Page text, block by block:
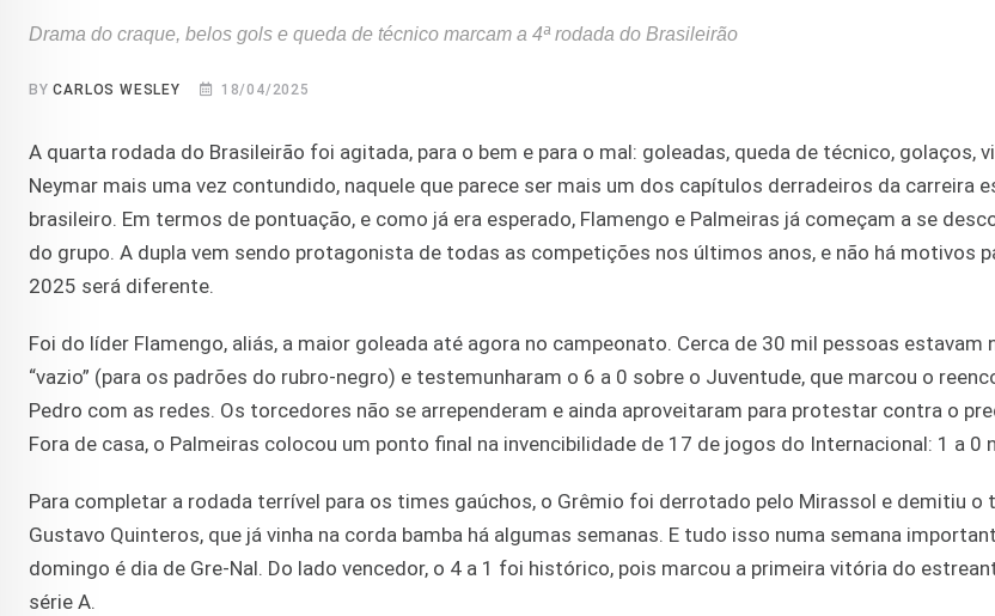
Drama do craque, belos gols e queda de técnico marcam a 4ª rodada do Brasileirão
BYCARLOS WESLEY 18/04/2025
A quarta rodada do Brasileirão foi agitada, para o bem e para o mal: goleadas, queda de técnico, golaços,
Neymar mais uma vez contundido, naquele que parece ser mais um dos capítulos derradeiros da carreira
brasileiro. Em termos de pontuação, e como já era esperado, Flamengo e Palmeiras já começam a se
do grupo. A dupla vem sendo protagonista de todas as competições nos últimos anos, e não há motivos
2025 será diferente.
Foi do líder Flamengo, aliás, a maior goleada até agora no campeonato. Cerca de 30 mil pessoas estavam
“vazio” (para os padrões do rubro-negro) e testemunharam o 6 a 0 sobre o Juventude, que marcou o
Pedro com as redes. Os torcedores não se arrependeram e ainda aproveitaram para protestar contra o
Fora de casa, o Palmeiras colocou um ponto final na invencibilidade de 17 de jogos do Internacional: 1 a 0
Para completar a rodada terrível para os times gaúchos, o Grêmio foi derrotado pelo Mirassol e demitiu o
Gustavo Quinteros, que já vinha na corda bamba há algumas semanas. E tudo isso numa semana
domingo é dia de Gre-Nal. Do lado vencedor, o 4 a 1 foi histórico, pois marcou a primeira vitória do
série A.